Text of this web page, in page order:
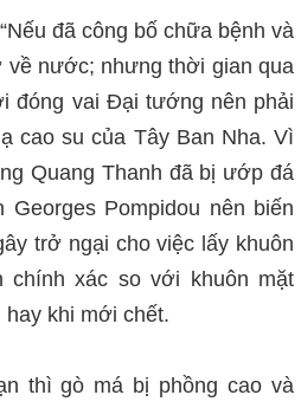
đã công bố chữa bệnh và
về nước; nhưng thời gian qua
đóng vai Đại tướng nên phải
cao su của Tây Ban Nha. Vì
Quang Thanh đã bị ướp đá
Pompidou nên biến
trở ngại cho việc lấy khuôn
chính xác so với khuôn mặt
khi mới chết.
thì gò má bị phồng cao và